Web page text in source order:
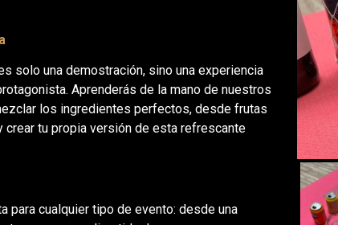
solo una demostración, sino una experiencia
Aprenderás de la mano de nuestros
los ingredientes perfectos, desde frutas
crear tu propia versión de esta refrescante
para cualquier tipo de evento: desde una